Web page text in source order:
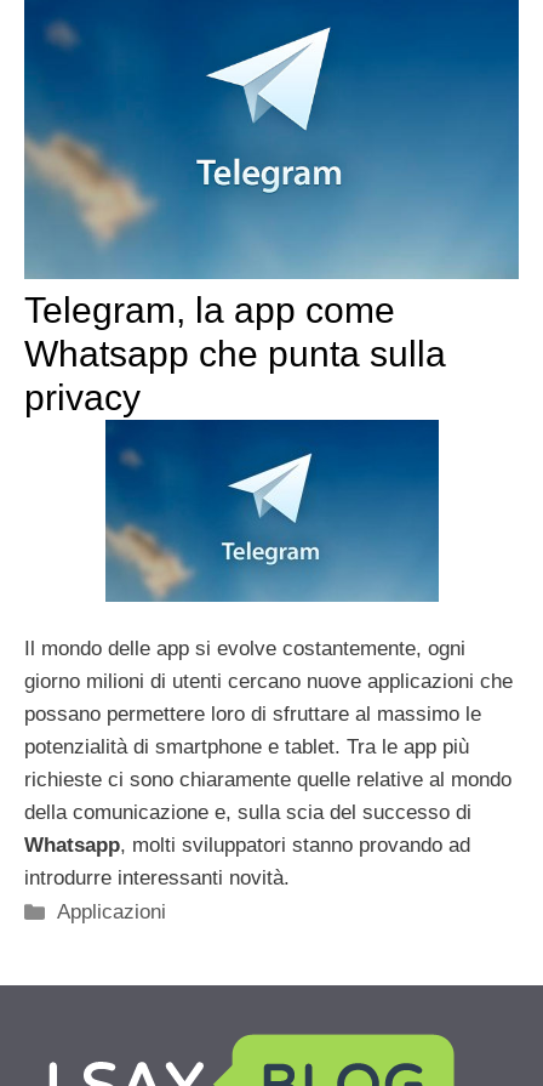
Telegram, la app come
Whatsapp che punta sulla
privacy
Il mondo delle app si evolve costantemente, ogni
giorno milioni di utenti cercano nuove applicazioni che
possano permettere loro di sfruttare al massimo le
potenzialità di smartphone e tablet. Tra le app più
richieste ci sono chiaramente quelle relative al mondo
della comunicazione e, sulla scia del successo di
Whatsapp, molti sviluppatori stanno provando ad
introdurre interessanti novità.
Categorie
Applicazioni